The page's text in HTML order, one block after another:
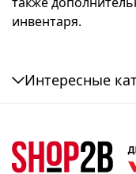
инвентаря.
Интересные